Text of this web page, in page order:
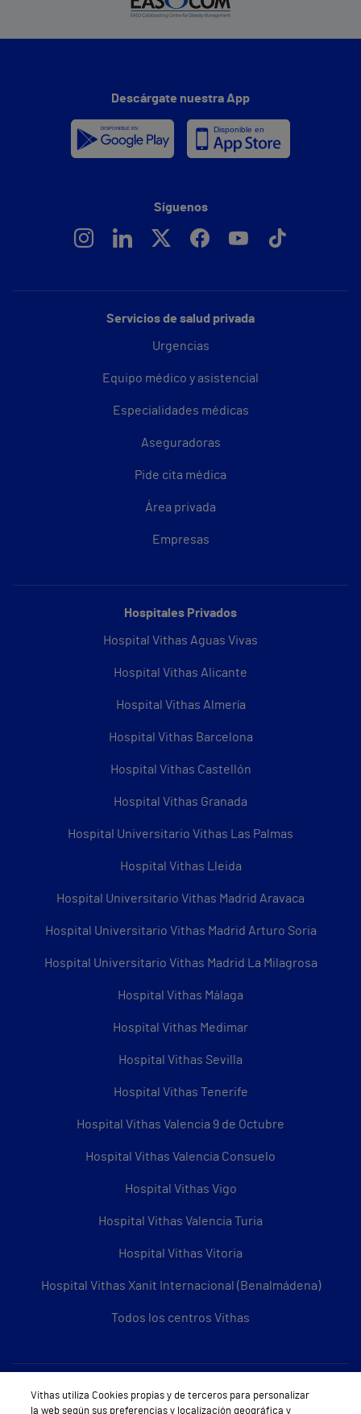
Servicios de salud privada
Urgencias
Equipo médico y asistencial
Especialidades médicas
Aseguradoras
Pide cita médica
Área privada
Empresas
Hospitales Privados
Hospital Vithas Aguas Vivas
Hospital Vithas Alicante
Hospital Vithas Almería
Hospital Vithas Barcelona
Hospital Vithas Castellón
Hospital Vithas Granada
Hospital Universitario Vithas Las Palmas
Hospital Vithas Lleida
Hospital Universitario Vithas Madrid Aravaca
Hospital Universitario Vithas Madrid Arturo Soria
Hospital Universitario Vithas Madrid La Milagrosa
Hospital Vithas Málaga
Hospital Vithas Medimar
Hospital Vithas Sevilla
Hospital Vithas Tenerife
Hospital Vithas Valencia 9 de Octubre
Hospital Vithas Valencia Consuelo
Hospital Vithas Vigo
Hospital Vithas Valencia Turia
Hospital Vithas Vitoria
Hospital Vithas Xanit Internacional (Benalmádena)
Todos los centros Vithas
Sobre Vithas
Descárgate nuestra App
Síguenos
Vithas utiliza Cookies propias y de terceros para personalizar
la web según sus preferencias y localización geográfica y